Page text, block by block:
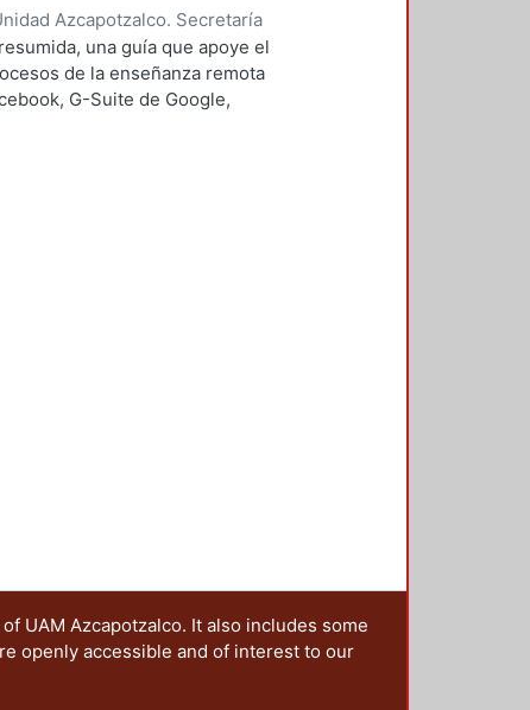
Azcapotzalco. Secretaría
García, Paola Yatzel;Puga
Isabel;Alvarado Hernández,
una guía que apoye el
de la enseñanza remota
G-Suite de Google,
UAM Azcapotzalco. It also includes some
openly accessible and of interest to our